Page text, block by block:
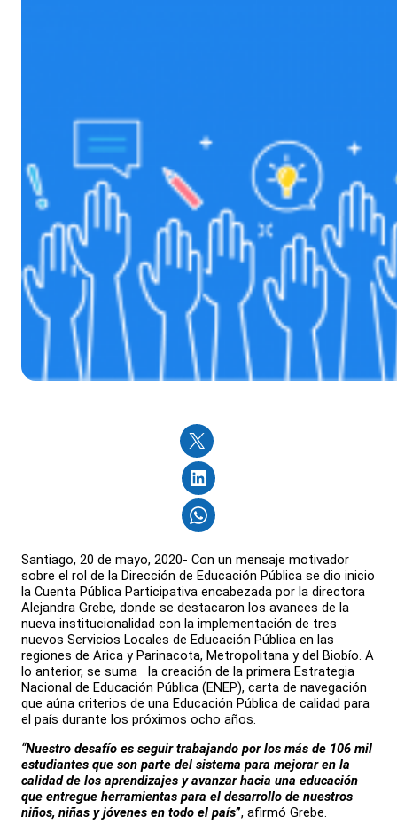
Santiago, 20 de mayo, 2020- Con un mensaje motivador
sobre el rol de la Dirección de Educación Pública se dio inicio
la Cuenta Pública Participativa encabezada por la directora
Alejandra Grebe, donde se destacaron los avances de la
nueva institucionalidad con la implementación de tres
nuevos Servicios Locales de Educación Pública en las
regiones de Arica y Parinacota, Metropolitana y del Biobío. A
lo anterior, se suma la creación de la primera Estrategia
Nacional de Educación Pública (ENEP), carta de navegación
que aúna criterios de una Educación Pública de calidad para
el país durante los próximos ocho años.
“Nuestro desafío es seguir trabajando por los más de 106 mil
estudiantes que son parte del sistema para mejorar en la
calidad de los aprendizajes y avanzar hacia una educación
que entregue herramientas para el desarrollo de nuestros
niños, niñas y jóvenes en todo el país”, afirmó Grebe.